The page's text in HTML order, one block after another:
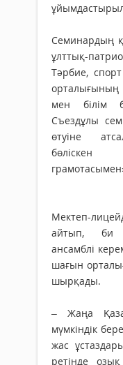
Семинардың
ұлттық-
Тәрбие,
орталы­ғының
мен білім
Съездұлы
өтуіне
бөліскен
Мектеп-
айтып, би
ансамблі
шағын
шырқады.
– Жаңа
мүмкіндік
жас
ретін­де